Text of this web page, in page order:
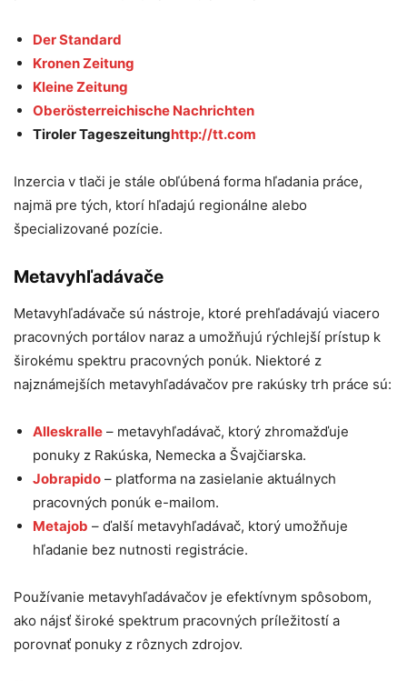
Der Standard
Kronen Zeitung
Kleine Zeitung
Oberösterreichische Nachrichten
Tiroler Tageszeitunghttp://tt.com
Inzercia v tlači je stále obľúbená forma hľadania práce,
najmä pre tých, ktorí hľadajú regionálne alebo
špecializované pozície.
Metavyhľadávače
Metavyhľadávače sú nástroje, ktoré prehľadávajú viacero
pracovných portálov naraz a umožňujú rýchlejší prístup k
širokému spektru pracovných ponúk. Niektoré z
najznámejších metavyhľadávačov pre rakúsky trh práce sú:
Alleskralle – metavyhľadávač, ktorý zhromažďuje
ponuky z Rakúska, Nemecka a Švajčiarska.
Jobrapido – platforma na zasielanie aktuálnych
pracovných ponúk e-mailom.
Metajob – ďalší metavyhľadávač, ktorý umožňuje
hľadanie bez nutnosti registrácie.
Používanie metavyhľadávačov je efektívnym spôsobom,
ako nájsť široké spektrum pracovných príležitostí a
porovnať ponuky z rôznych zdrojov.